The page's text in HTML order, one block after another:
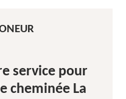
service pour
cheminée La